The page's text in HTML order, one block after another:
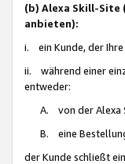
(b) Alexa Skill-Site
anbieten):
i. ein Kunde, der
ii. während einer
entweder:
A. von der Alexa
B. eine
der Kunde schließt